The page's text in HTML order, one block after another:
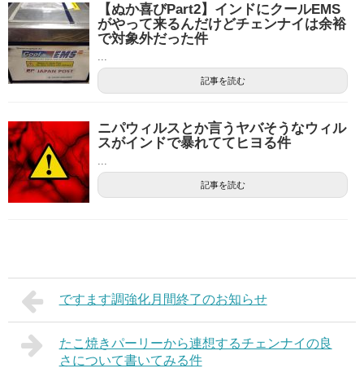
【ぬか喜びPart2】インドにクールEMS
がやって来るんだけどチェンナイは余裕
で対象外だった件
記事を読む
ニパウィルスとか言うヤバそうなウィル
スがインドで暴れててヒヨる件
記事を読む
ですます調強化月間終了のお知らせ
たこ焼きパーリーから連想するチェンナイの良
さについて書いてみる件